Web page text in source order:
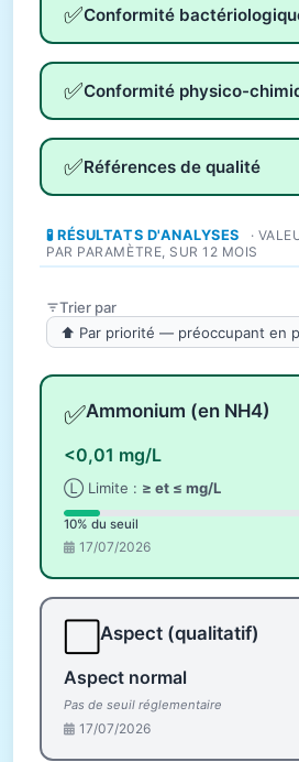
✅Conformité
✅Conformité physico-
✅Références de qualité
🧪 RÉSULTATS D'ANALYSES
·
PAR PARAMÈTRE, SUR 12 MOIS
Trier par
✅Ammonium (en NH4)
<0,01 mg/L
Ⓛ Limite : ≥ et ≤ mg/L
10% du seuil
17/07/2026
Aspect (qualitatif)
Aspect normal
Pas de seuil réglementaire
17/07/2026